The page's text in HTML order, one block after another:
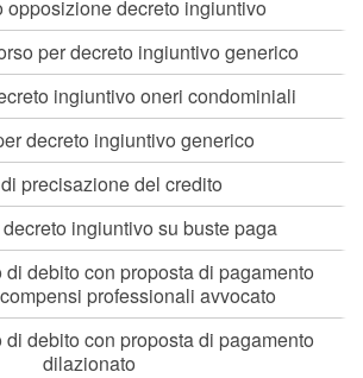
opposizione decreto ingiuntivo
per decreto ingiuntivo generico
ingiuntivo oneri condominiali
decreto ingiuntivo generico
precisazione del credito
ingiuntivo su buste paga
debito con proposta di pagamento
professionali avvocato
debito con proposta di pagamento
dilazionato